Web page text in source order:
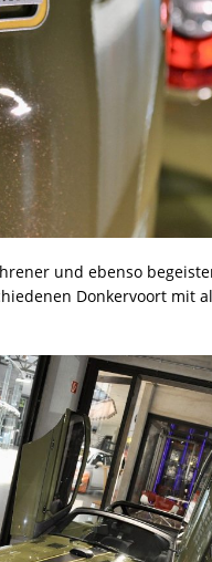
und ebenso
Donkervoort mit